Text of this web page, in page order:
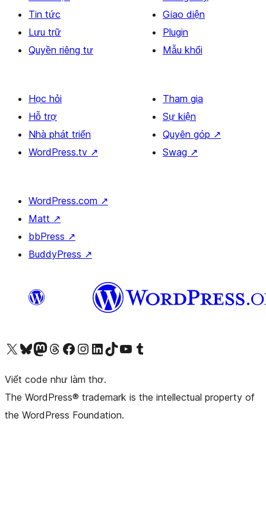
Tin tức
Lưu trữ
Quyền riêng tư
Giao diện
Plugin
Mẫu khối
Học hỏi
Hỗ trợ
Nhà phát triển
WordPress.tv ↗
Tham gia
Sự kiện
Quyên góp ↗
Swag ↗
WordPress.com ↗
Matt ↗
bbPress ↗
BuddyPress ↗
Truy cập tài khoản X (trước đây là Twitter) của chúng tôiVisit our Bluesky account
Visit our Mastodon account
Visit our Threads account
Xem trang Facebook của chúng tôiTruy cập tài khoản Instagram của chúng tôi Truy cập tài khoản LinkedIn của chúng tôiVisit our TikTok account
Truy cập kênh YouTube của chúng tôi Visit our Tumblr account
Viết code như làm thơ.
The WordPress® trademark is the intellectual property of
the WordPress Foundation.